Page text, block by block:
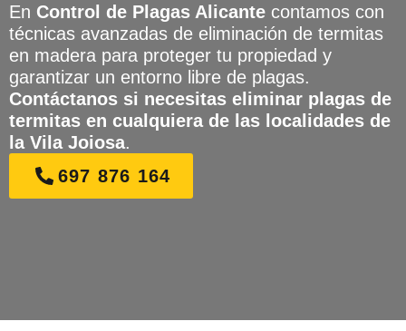
En Control de Plagas Alicante contamos con
técnicas avanzadas de eliminación de termitas
en madera para proteger tu propiedad y
garantizar un entorno libre de plagas.
Contáctanos si necesitas eliminar plagas de
termitas en cualquiera de las localidades de
la Vila Joiosa.
697 876 164